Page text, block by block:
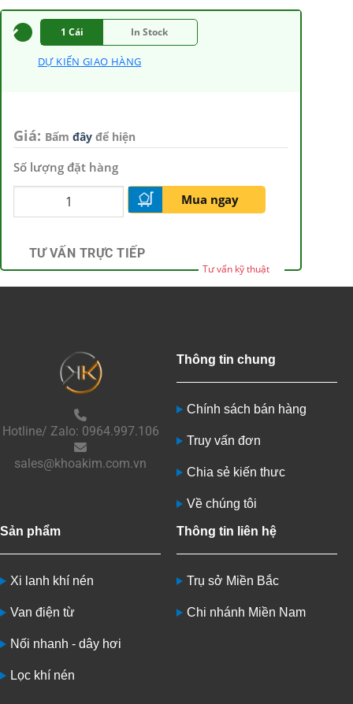
1 Cái In Stock
DỰ KIẾN GIAO HÀNG
Giá: Bấm đây để hiện
Số lượng đặt hàng
Mua ngay
TƯ VẤN TRỰC TIẾP
Tư vấn kỹ thuật
Hotline/ Zalo: 0964.997.106
sales@khoakim.com.vn
Thông tin chung
Chính sách bán hàng
Truy vấn đơn
Chia sẻ kiến thưc
Về chúng tôi
Sản phẩm
Xi lanh khí nén
Van điện từ
Nối nhanh - dây hơi
Lọc khí nén
Thông tin liên hệ
Trụ sở Miền Bắc
Chi nhánh Miền Nam